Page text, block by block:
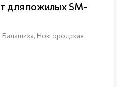
для пожилых SM-
Балашиха, Новгородская